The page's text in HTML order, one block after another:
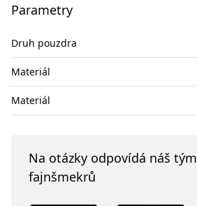
Parametry
Druh pouzdra
Materiál
Materiál
Na otázky odpovídá náš tým
fajnšmekrů